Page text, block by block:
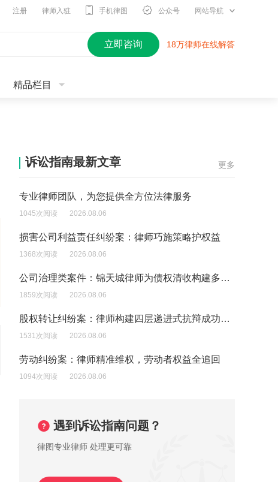
注册 律师入驻 手机律图 公众号 网站导航
立即咨询 18万律师在线解答
精品栏目
更多
诉讼指南最新文章
专业律师团队，为您提供全方位法律服务
1045次阅读 2026.08.06
损害公司利益责任纠纷案：律师巧施策略护权益
1368次阅读 2026.08.06
公司治理类案件：锦天城律师为债权清收构建多维诉讼逻辑
1859次阅读 2026.08.06
股权转让纠纷案：律师构建四层递进式抗辩成功迫使原告撤诉
1531次阅读 2026.08.06
劳动纠纷案：律师精准维权，劳动者权益全追回
1094次阅读 2026.08.06
遇到诉讼指南问题？
律图专业律师 处理更可靠